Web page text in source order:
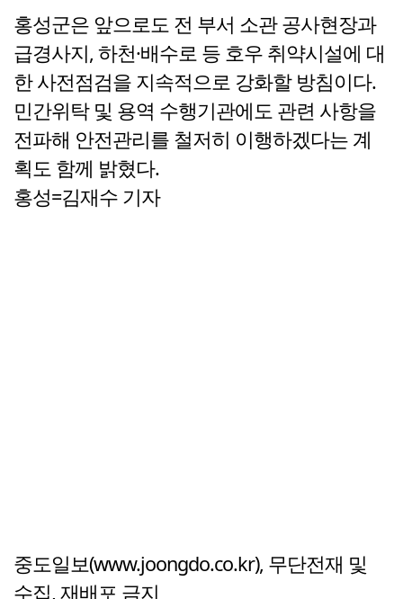
홍성군은 앞으로도 전 부서 소관 공사현장과
급경사지, 하천·배수로 등 호우 취약시설에 대
한 사전점검을 지속적으로 강화할 방침이다.
민간위탁 및 용역 수행기관에도 관련 사항을
전파해 안전관리를 철저히 이행하겠다는 계
획도 함께 밝혔다.
홍성=김재수 기자
중도일보(www.joongdo.co.kr), 무단전재 및
수집, 재배포 금지